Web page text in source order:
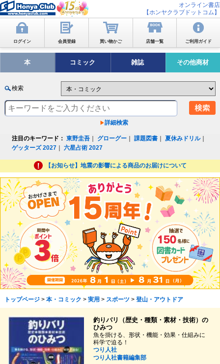
オンライン書店
【ホンヤクラブドットコム】
ログイン 会員登録 買い物かご 店舗一覧 ご利用ガイド
本 コミック 雑誌 その他商材
検索
詳細検索
注目のキーワード： 東野圭吾 グローグー ｜課題図書 ｜夏休みドリル｜
ゲッターズ 2027 ｜六星占術 2027
【お知らせ】地震の影響による商品のお届けについて
トップページ> 本・コミック > 実用 > スポーツ> 登山・アウトドア
釣りバリ（歴史・種類・素材・技術）の
ひみつ
魚を掛ける、形状・機能・効果・仕組みに
科学で迫る！
つり人社
つり人社書籍編集部